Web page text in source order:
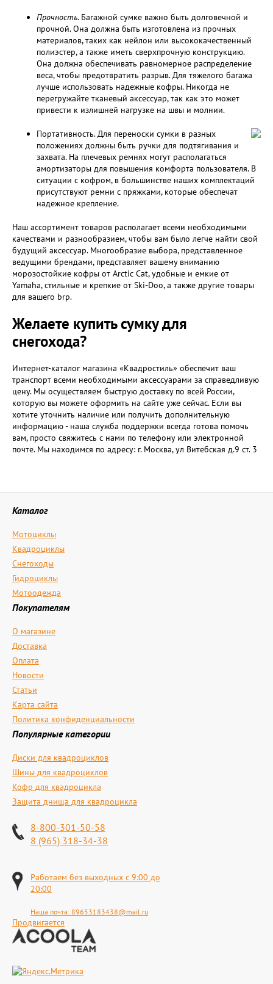
Прочность. Багажной сумке важно быть долговечной и
прочной. Она должна быть изготовлена из прочных
материалов, таких как нейлон или высококачественный
полиэстер, а также иметь сверхпрочную конструкцию.
Она должна обеспечивать равномерное распределение
веса, чтобы предотвратить разрыв. Для тяжелого багажа
лучше использовать надежные кофры. Никогда не
перегружайте тканевый аксессуар, так как это может
привести к излишней нагрузке на швы и молнии.
Портативность. Для переноски сумки в разных
положениях должны быть ручки для подтягивания и
захвата. На плечевых ремнях могут располагаться
амортизаторы для повышения комфорта пользователя. В
ситуации с кофром, в большинстве наших комплектаций
присутствуют ремни с пряжками, которые обеспечат
надежное крепление.
Наш ассортимент товаров располагает всеми необходимыми
качествами и разнообразием, чтобы вам было легче найти свой
будущий аксессуар. Многообразие выбора, представленное
ведущими брендами, представляет вашему вниманию
морозостойкие кофры от Arctic Cat, удобные и емкие от
Yamaha, стильные и крепкие от Ski-Doo, а также другие товары
для вашего brp.
Желаете купить сумку для
снегохода?
Интернет-каталог магазина «Квадростиль» обеспечит ваш
транспорт всеми необходимыми аксессуарами за справедливую
цену. Мы осуществляем быструю доставку по всей России,
которую вы можете оформить на сайте уже сейчас. Если вы
хотите уточнить наличие или получить дополнительную
информацию - наша служба поддержки всегда готова помочь
вам, просто свяжитесь с нами по телефону или электронной
почте. Мы находимся по адресу: г. Москва, ул Витебская д.9 ст. 3
Каталог
Мотоциклы
Квадроциклы
Снегоходы
Гидроциклы
Мотоодежда
Покупателям
О магазине
Доставка
Оплата
Новости
Статьи
Карта сайта
Политика конфиденциальности
Популярные категории
Диски для квадроциклов
Шины для квадроциклов
Кофр для квадроцикла
Защита днища для квадроцикла
8-800-301-50-58
8 (965) 318-34-38
Работаем без выходных с 9:00 до
20:00
Наша почта: 89653183438@mail.ru
Продвигается